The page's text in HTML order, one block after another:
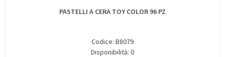
PASTELLI A CERA TOY COLOR 96 PZ
Codice: B8079
Disponibilità: 0